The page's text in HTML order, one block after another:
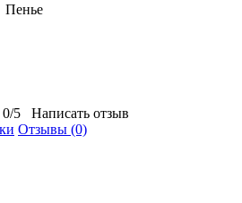
Пенье
0/5
Написать отзыв
Отзывы (0)